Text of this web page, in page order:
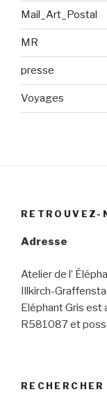
Mail_Art_Postal
MR
presse
Voyages
RETROUVEZ-
Adresse
Atelier de l’
Illkirch-
Eléphant Gris est
R581087 et
RECHERCHER